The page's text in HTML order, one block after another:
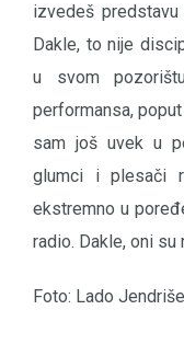
izvedeš
Dakle, to nije
u svom
performansa,
sam još uvek u
glumci i plesači
ekstremno u
radio. Dakle, oni
Foto: Lado